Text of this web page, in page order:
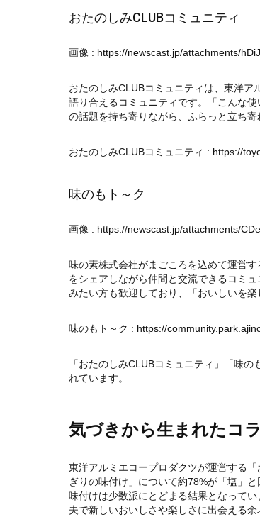
おたのしみCLUBコミュニティ
画像 : https://newscast.jp/attachments/
おたのしみCLUBコミュニティは、東洋ア
語り合えるコミュニティです。「こんな
の話題を持ち寄りながら、ふらっと立ち
おたのしみCLUBコミュニティ : https://
味のもト～ク
画像 : https://newscast.jp/attachments/
味の素株式会社がまごころを込めて運営
をシェアしながら仲間と交流できるコミ
みたい方も歓迎しており、「おいしいを
味のもト～ク : https://
「おたのしみCLUBコミュニティ」「味
れています。
気づきから生まれたコ
東洋アルミエコープロダクツが運営する
ぎりの味付け」について約78%が「塩」
味付けは少数派にとどまる結果となって
夫で新しいおいしさや楽しさに出会える